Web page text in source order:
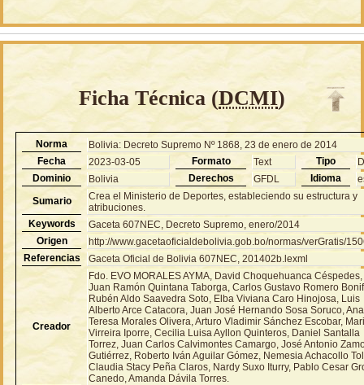
Ficha Técnica (DCMI)
Norma
Bolivia: Decreto Supremo Nº 1868, 23 de enero de 2014
Fecha
2023-03-05 Formato Text Tipo
Dominio
Bolivia Derechos GFDL Idioma
Sumario
Crea el Ministerio de Deportes, estableciendo su estructura y
atribuciones.
Keywords
Gaceta 607NEC, Decreto Supremo, enero/2014
Origen
http://www.gacetaoficialdebolivia.gob.bo/normas/verGratis/
Referencias
Gaceta Oficial de Bolivia 607NEC, 201402b.lexml
Creador
Fdo. EVO MORALES AYMA, David Choquehuanca Céspedes,
Juan Ramón Quintana Taborga, Carlos Gustavo Romero
Rubén Aldo Saavedra Soto, Elba Viviana Caro Hinojosa, Luis
Alberto Arce Catacora, Juan José Hernando Sosa Soruco, Ana
Teresa Morales Olivera, Arturo Vladimir Sánchez Escobar,
Virreira Iporre, Cecilia Luisa Ayllon Quinteros, Daniel Santalla
Torrez, Juan Carlos Calvimontes Camargo, José Antonio
Gutiérrez, Roberto Iván Aguilar Gómez, Nemesia Achacollo
Claudia Stacy Peña Claros, Nardy Suxo Iturry, Pablo Cesar
Canedo, Amanda Dávila Torres.